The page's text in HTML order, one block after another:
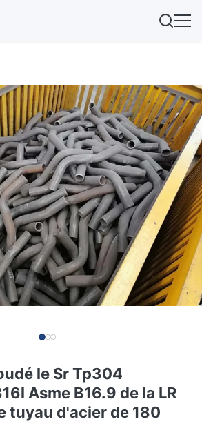
le Sr Tp304
Asme B16.9 de la LR
tuyau d'acier de 180